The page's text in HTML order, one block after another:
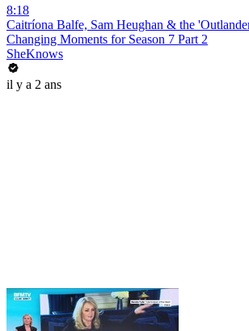
8:18
Caitríona Balfe, Sam Heughan & the
Changing Moments for Season 7 Part 2
SheKnows
il y a 2 ans